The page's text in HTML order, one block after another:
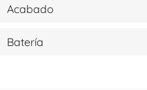
Acabado
Batería